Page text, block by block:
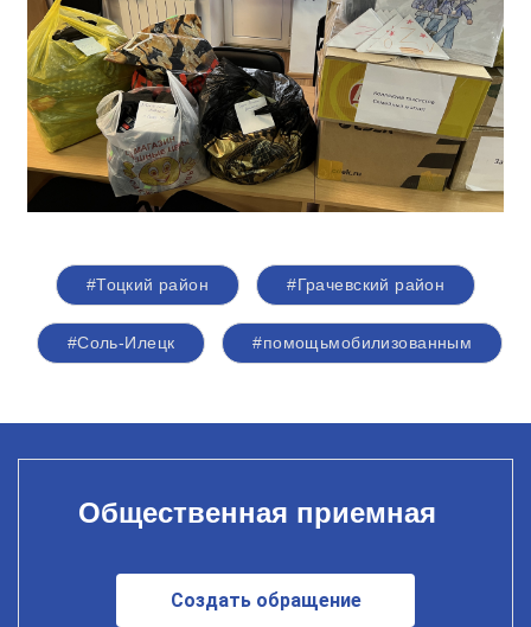
#Тоцкий район #Грачевский район
#Соль-Илецк #помощьмобилизованным
Общественная приемная
Создать обращение